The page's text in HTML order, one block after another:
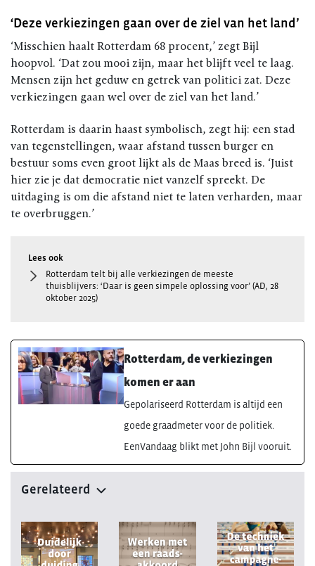
‘Deze verkiezingen gaan over de ziel van het land’
‘Misschien haalt Rotterdam 68 procent,’ zegt Bijl
hoopvol. ‘Dat zou mooi zijn, maar het blijft veel te laag.
Mensen zijn het geduw en getrek van politici zat. Deze
verkiezingen gaan wel over de ziel van het land.’
Rotterdam is daarin haast symbolisch, zegt hij: een stad
van tegenstellingen, waar afstand tussen burger en
bestuur soms even groot lijkt als de Maas breed is. ‘Juist
hier zie je dat democratie niet vanzelf spreekt. De
uitdaging is om die afstand niet te laten verharden, maar
te overbruggen.’
Rotterdam telt bij alle verkiezingen de meeste
thuisblijvers: ‘Daar is geen simpele oplossing voor’ (AD, 28
oktober 2025)
Rotterdam, de verkiezingen
komen er aan
Gepolariseerd Rotterdam is altijd een
goede graadmeter voor de politiek.
EenVandaag blikt met John Bijl vooruit.
Gerelateerd